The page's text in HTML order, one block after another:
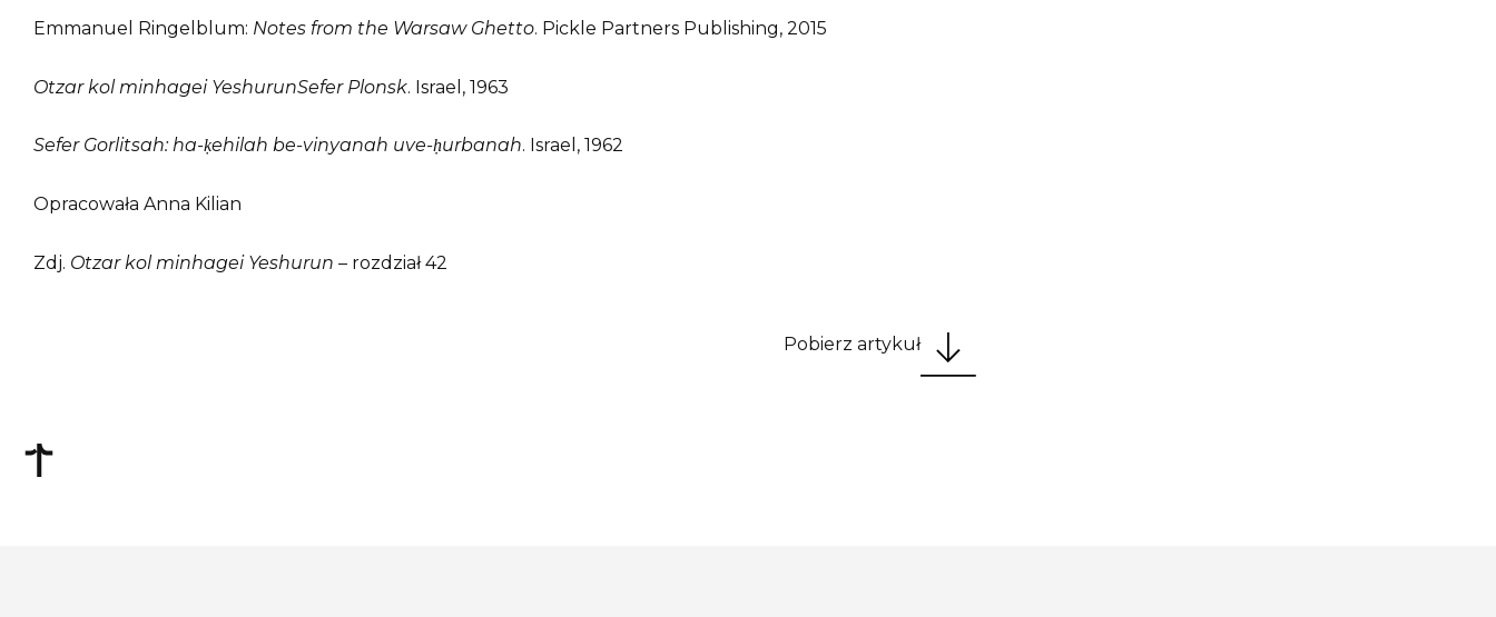
Emmanuel Ringelblum: Notes from the Warsaw Ghetto. Pickle Partners Publishing, 2015
Otzar kol minhagei YeshurunSefer Plonsk. Israel, 1963
Sefer Gorlitsah: ha-ḳehilah be-vinyanah uve-ḥurbanah. Israel, 1962
Opracowała Anna Kilian
Zdj. Otzar kol minhagei Yeshurun – rozdział 42
Pobierz artykuł